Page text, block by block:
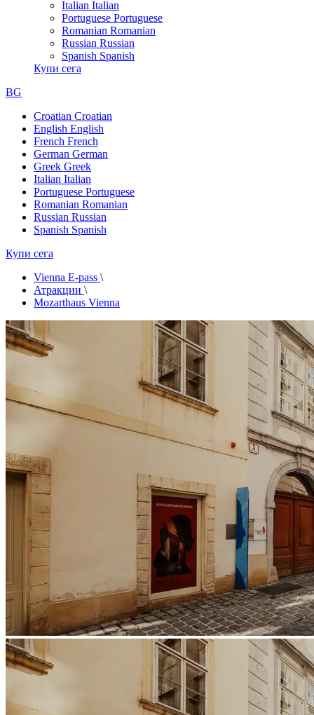
Italian Italian
Portuguese Portuguese
Romanian Romanian
Russian Russian
Spanish Spanish
Купи сега
BG
Croatian Croatian
English English
French French
German German
Greek Greek
Italian Italian
Portuguese Portuguese
Romanian Romanian
Russian Russian
Spanish Spanish
Купи сега
Vienna E-pass \
Атракции \
Mozarthaus Vienna